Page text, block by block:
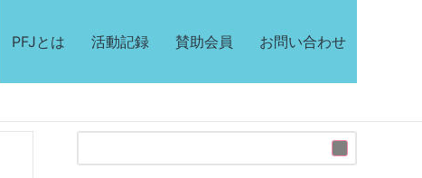
PFJとは 活動記録 賛助会員 お問い合わせ